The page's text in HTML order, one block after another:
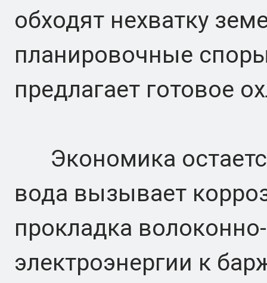
обходят нехватку
планировочные
предлагает готовое
Экономика
вода вызывает
прокладка
электроэнергии к